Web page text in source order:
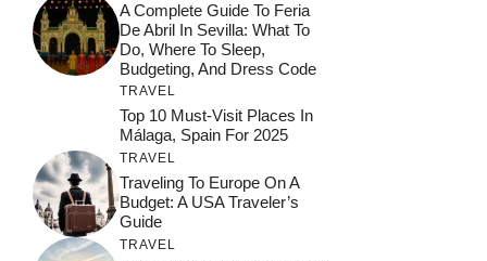
A Complete Guide To Feria
De Abril In Sevilla: What To
Do, Where To Sleep,
Budgeting, And Dress Code
TRAVEL
Top 10 Must-Visit Places In
Málaga, Spain For 2025
TRAVEL
Traveling To Europe On A
Budget: A USA Traveler’s
Guide
TRAVEL